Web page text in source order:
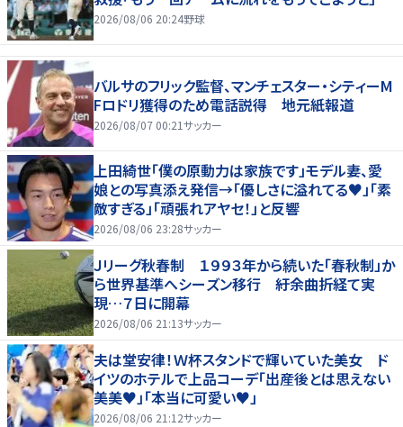
2026/08/06 20:24野球
バルサのフリック監督、マンチェスター・シティーM
Fロドリ獲得のため電話説得 地元紙報道
2026/08/07 00:21サッカー
上田綺世「僕の原動力は家族です」モデル妻、愛
娘との写真添え発信→「優しさに溢れてる♥」「素
敵すぎる」「頑張れアヤセ！」と反響
2026/08/06 23:28サッカー
Ｊリーグ秋春制 １９９３年から続いた「春秋制」か
ら世界基準へシーズン移行 紆余曲折経て実
現…７日に開幕
2026/08/06 21:13サッカー
夫は堂安律！Ｗ杯スタンドで輝いていた美女 ド
イツのホテルで上品コーデ「出産後とは思えない
美美♥」「本当に可愛い♥」
2026/08/06 21:12サッカー